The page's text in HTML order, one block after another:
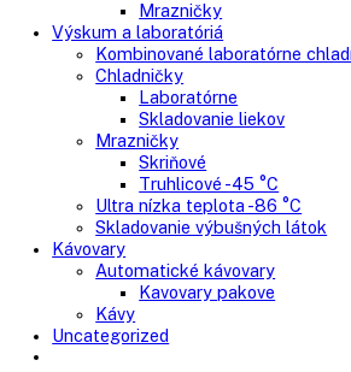
Gastro prevádzky
Kombinované
Chladničky
Nepresklenné
Presklenné dvere
Mrazničky
Skriňové
Presklenné
Presklenné
Chladnie nápojov
Skriňové